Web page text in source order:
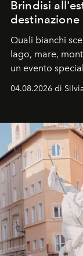
Brindisi
destinazione
Quali bianchi
lago, mare,
un evento
04.08.2026 di